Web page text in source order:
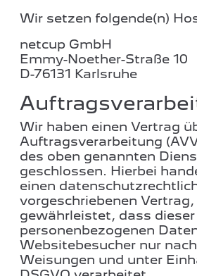
Wir setzen folgende(n)
netcup GmbH
Emmy-Noether-Straße 10
D-76131 Karlsruhe
Wir haben einen Vertrag
Auftragsverarbeitung
des oben genannten
geschlossen. Hierbei
einen
vorgeschriebenen Vertrag,
gewährleistet, dass dieser
personenbezogenen
Websitebesucher nur
Weisungen und unter